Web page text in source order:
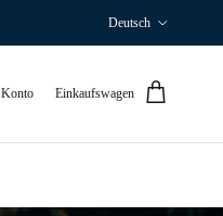
Deutsch
Konto Einkaufswagen